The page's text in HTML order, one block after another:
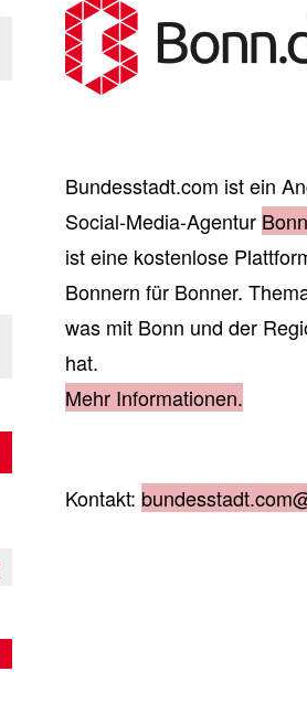
Bundesstadt.com ist ein
Social-Media-Agentur
ist eine kostenlose
Bonnern für Bonner.
was mit Bonn und der
hat.
Mehr Informationen.
Kontakt: